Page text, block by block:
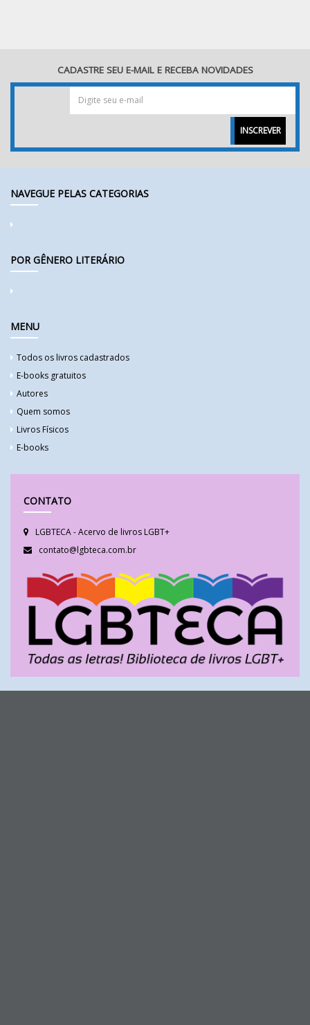
CADASTRE SEU E-MAIL E RECEBA NOVIDADES
INSCREVER
NAVEGUE PELAS CATEGORIAS
POR GÊNERO LITERÁRIO
MENU
Todos os livros cadastrados
E-books gratuitos
Autores
Quem somos
Livros Físicos
E-books
CONTATO
LGBTECA - Acervo de livros LGBT+
contato@lgbteca.com.br